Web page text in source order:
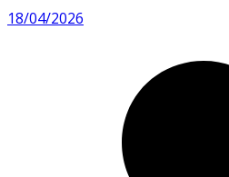
18/04/2026